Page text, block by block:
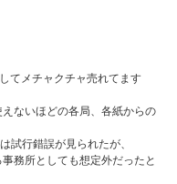
てメチャクチャ売れてます
えないほどの各局、各紙からの
試行錯誤が見られたが、
務所としても想定外だったと